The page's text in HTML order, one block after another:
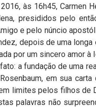
às 16h45, Carmen
presididos pelo
e pelo núncio
depois de uma
por um sincero amor
a fundação de uma
em sua
limites pelos filhos de
palavras não